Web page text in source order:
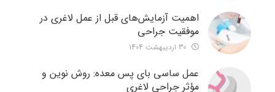
اهمیت آزمایش‌های قبل از عمل لاغری در
موفقیت جراحی
عمل ساسی بای پس معده: روش نوین و
مؤثر جراحی لاغری